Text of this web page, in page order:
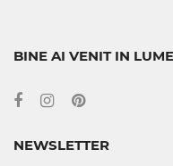
BINE AI VENIT IN
NEWSLETTER